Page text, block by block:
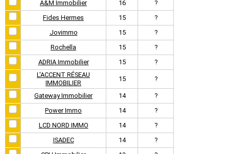
A&M Immobilier
16
?
Fides Hermes
15
?
Jovimmo
15
?
Rochella
15
?
ADRIA Immobilier
15
?
L'ACCENT RÉSEAU
IMMOBILIER
15 ?
Gateway Immobilier 14
?
Power Immo
14
?
LCD NORD IMMO
14
?
ISADEC
14
?